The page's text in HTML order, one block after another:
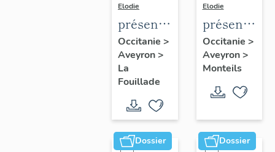
Elodie
présentation
de l'aire
d'étude
Occitanie >
Aveyron>
La
Fouillade
Elodie
de l'aire
d'étude
Occitanie >
Aveyron>
Monteils
Dossier Dossier